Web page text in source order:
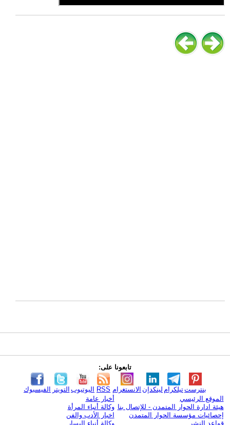
تابعونا على:
الفيسبوك التويتر اليوتيوب RSS الانستغرام لينكدإن تيلكرامبنترست
الموقع الرئيسي
هيئة ادارة الحوار المتمدن - للإتصال بنا
إحصائيات مؤسسة الحوار المتمدن
قواعد النشر
أخبار عامة
وكالة أنباء المرأة
اخبار الأدب والفن
وكالة أنباء اليسار